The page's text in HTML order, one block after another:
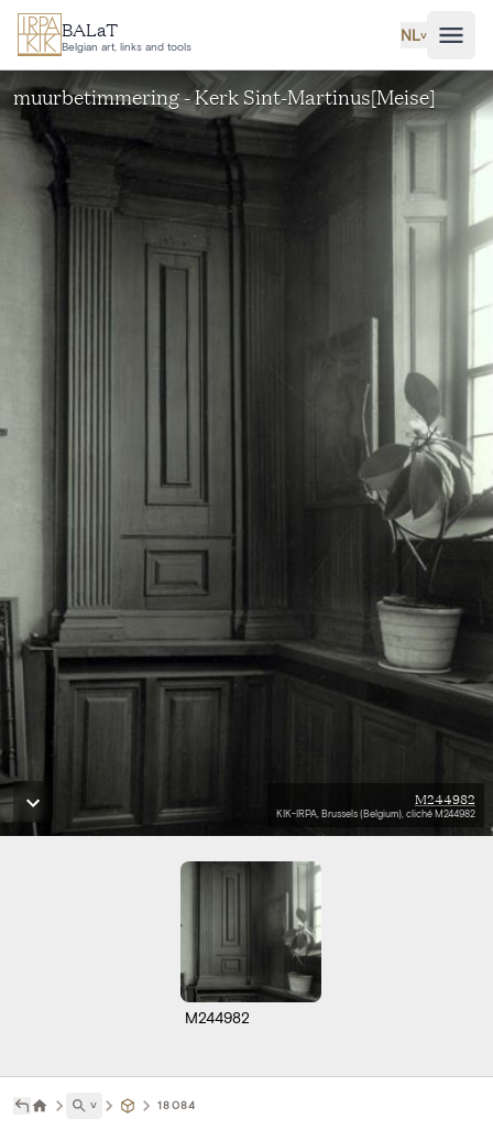
Ga naar hoofdinhoud
BALaT
Belgian art, links and tools
NL˅
muurbetimmering - Kerk Sint-Martinus[Meise]
M244982
KIK-IRPA, Brussels (Belgium), cliché M244982
M244982
˅ 18084